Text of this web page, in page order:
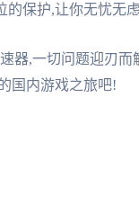
保护,让你无忧无
器,一切问题迎刃
国内游戏之旅吧!